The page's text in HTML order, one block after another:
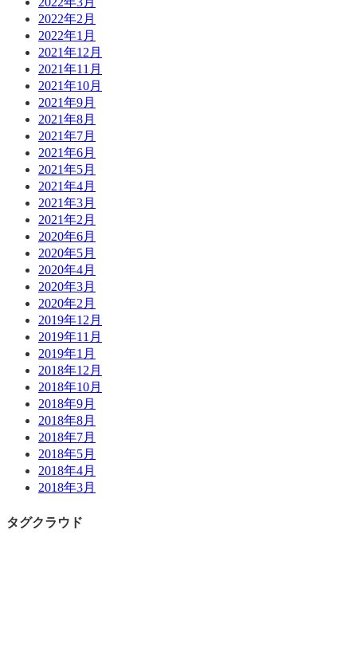
2022年2月
2022年1月
2021年12月
2021年11月
2021年10月
2021年9月
2021年8月
2021年7月
2021年6月
2021年5月
2021年4月
2021年3月
2021年2月
2020年6月
2020年5月
2020年4月
2020年3月
2020年2月
2019年12月
2019年11月
2019年1月
2018年12月
2018年10月
2018年9月
2018年8月
2018年7月
2018年5月
2018年4月
2018年3月
タグクラウド